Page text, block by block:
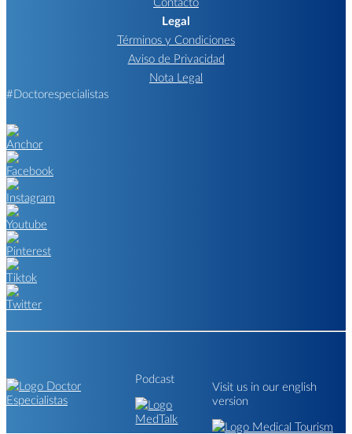
Legal
Términos y Condiciones
Aviso de Privacidad
Nota Legal
#Doctorespecialistas
Podcast
Visit us in our english
version